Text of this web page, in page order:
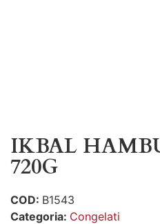
IKBAL
720G
COD: B1543
Categoria: Congelati